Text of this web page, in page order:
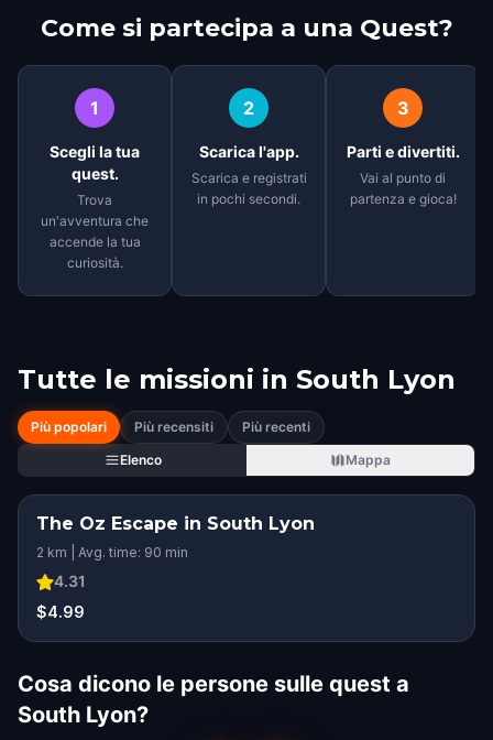
Come si partecipa a una Quest?
1
Scegli la tua
quest.
Trova
un'avventura che
accende la tua
curiosità.
2
Scarica l'app.
Scarica e registrati
in pochi secondi.
3
Parti e divertiti.
Vai al punto di
partenza e gioca!
Tutte le missioni in South Lyon
Più popolari Più recensiti
Più recenti
Elenco
Mappa
The Oz Escape in South Lyon
2 km | Avg. time: 90 min
4.31
$4.99
Cosa dicono le persone sulle quest a
South Lyon?